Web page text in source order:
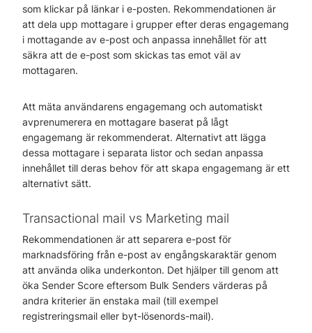
som klickar på länkar i e-posten. Rekommendationen är
att dela upp mottagare i grupper efter deras engagemang
i mottagande av e-post och anpassa innehållet för att
säkra att de e-post som skickas tas emot väl av
mottagaren.
Att mäta användarens engagemang och automatiskt
avprenumerera en mottagare baserat på lågt
engagemang är rekommenderat. Alternativt att lägga
dessa mottagare i separata listor och sedan anpassa
innehållet till deras behov för att skapa engagemang är ett
alternativt sätt.
Transactional mail vs Marketing mail
Rekommendationen är att separera e-post för
marknadsföring från e-post av engångskaraktär genom
att använda olika underkonton. Det hjälper till genom att
öka Sender Score eftersom Bulk Senders värderas på
andra kriterier än enstaka mail (till exempel
registreringsmail eller byt-lösenords-mail).